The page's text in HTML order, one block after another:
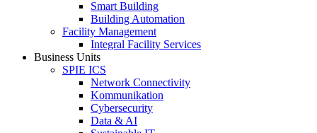
Smart Building
Building Automation
Facility Management
Integral Facility Services
Business Units
SPIE ICS
Network Connectivity
Kommunikation
Cybersecurity
Data & AI